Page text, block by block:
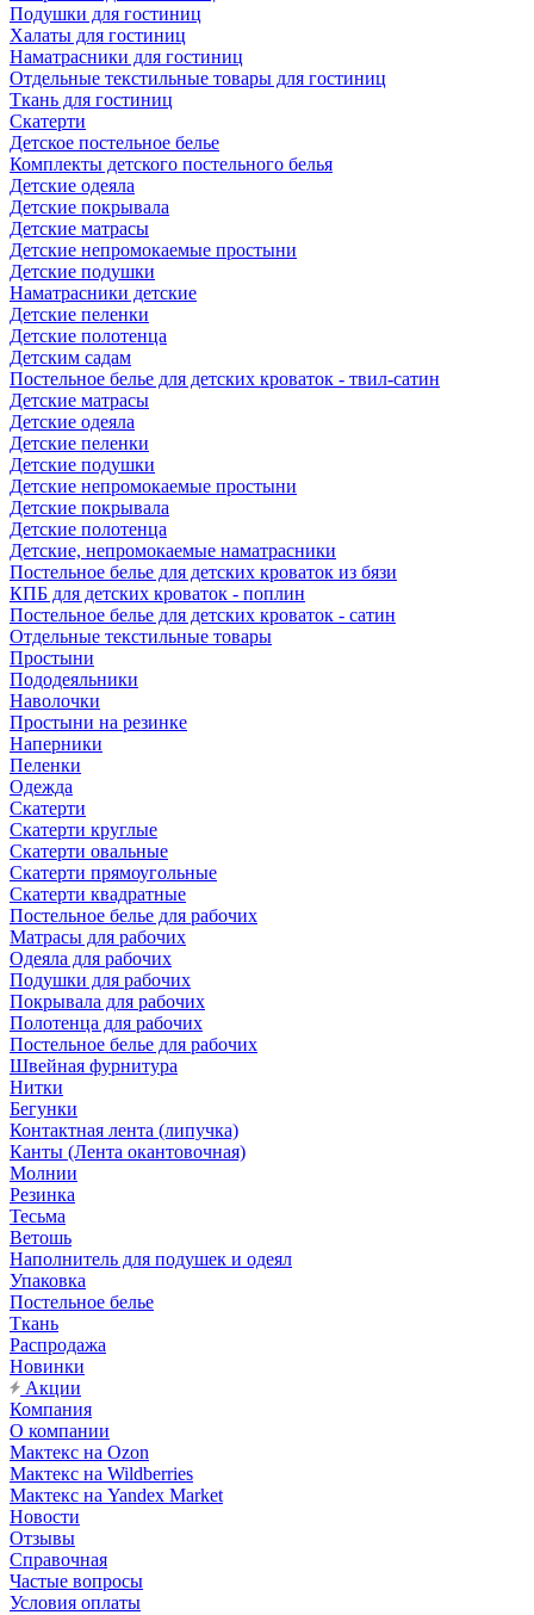
Подушки для гостиниц
Халаты для гостиниц
Наматрасники для гостиниц
Отдельные текстильные товары для гостиниц
Ткань для гостиниц
Скатерти
Детское постельное белье
Комплекты детского постельного белья
Детские одеяла
Детские покрывала
Детские матрасы
Детские непромокаемые простыни
Детские подушки
Наматрасники детские
Детские пеленки
Детские полотенца
Детским садам
Постельное белье для детских кроваток - твил-сатин
Детские матрасы
Детские одеяла
Детские пеленки
Детские подушки
Детские непромокаемые простыни
Детские покрывала
Детские полотенца
Детские, непромокаемые наматрасники
Постельное белье для детских кроваток из бязи
КПБ для детских кроваток - поплин
Постельное белье для детских кроваток - сатин
Отдельные текстильные товары
Простыни
Пододеяльники
Наволочки
Простыни на резинке
Наперники
Пеленки
Одежда
Скатерти
Скатерти круглые
Скатерти овальные
Скатерти прямоугольные
Скатерти квадратные
Постельное белье для рабочих
Матрасы для рабочих
Одеяла для рабочих
Подушки для рабочих
Покрывала для рабочих
Полотенца для рабочих
Постельное белье для рабочих
Швейная фурнитура
Нитки
Бегунки
Контактная лента (липучка)
Канты (Лента окантовочная)
Молнии
Резинка
Тесьма
Ветошь
Наполнитель для подушек и одеял
Упаковка
Постельное белье
Ткань
Распродажа
Новинки
Акции
Компания
О компании
Мактекс на Ozon
Мактекс на Wildberries
Мактекс на Yandex Market
Новости
Отзывы
Справочная
Частые вопросы
Условия оплаты